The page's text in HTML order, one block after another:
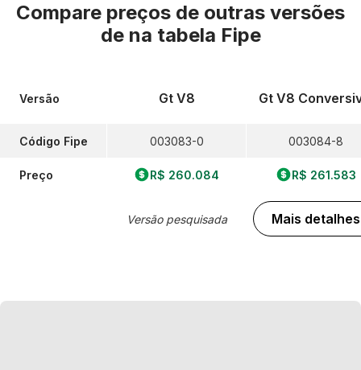
Compare preços de outras versões
de na tabela Fipe
Versão
Código Fipe
Preço
Gt V8
003083-0
R$ 260.084
Versão pesquisada
Gt V8
003084-8
R$ 261.583
Mais detalhes